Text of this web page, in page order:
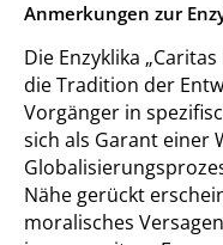
:
Anmerkungen zur
Die Enzyklika
die Tradition der
Vorgänger in
sich als Garant einer
Nähe gerückt
moralisches